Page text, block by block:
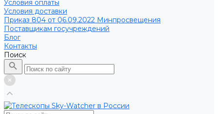
Условия оплаты
Условия доставки
Приказ 804 от 06.09.2022 Минпросвещения
Поставщикам госучреждений
Блог
Контакты
Поиск